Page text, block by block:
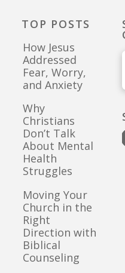
TOP POSTS
How Jesus
Addressed
Fear, Worry,
and Anxiety
Why
Christians
Don’t Talk
About Mental
Health
Struggles
Moving Your
Church in the
Right
Direction with
Biblical
Counseling